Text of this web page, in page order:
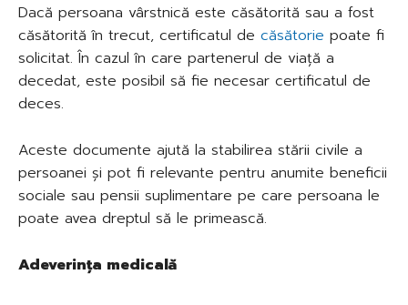
Dacă persoana vârstnică este căsătorită sau a fost
căsătorită în trecut, certificatul de căsătorie poate fi
solicitat. În cazul în care partenerul de viață a
decedat, este posibil să fie necesar certificatul de
deces.
Aceste documente ajută la stabilirea stării civile a
persoanei și pot fi relevante pentru anumite beneficii
sociale sau pensii suplimentare pe care persoana le
poate avea dreptul să le primească.
Adeverința medicală